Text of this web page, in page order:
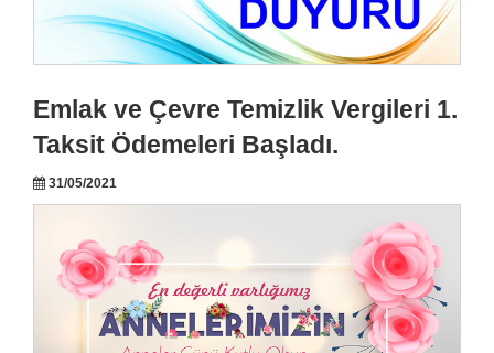
Emlak ve Çevre Temizlik Vergileri 1.
Taksit Ödemeleri Başladı.
31/05/2021